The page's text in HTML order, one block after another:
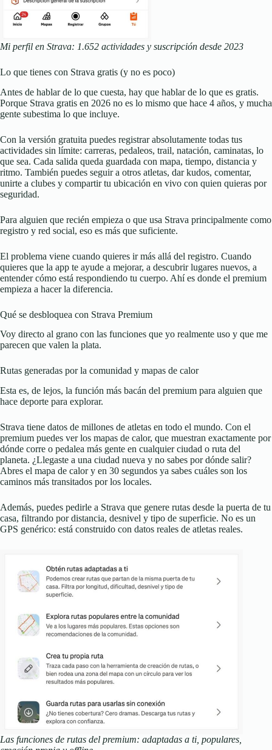
Mi perfil en Strava: 1.652 actividades y suscripción desde 2023
Lo que tienes con Strava gratis (y no es poco)
Antes de hablar de lo que cuesta, hay que hablar de lo que es gratis.
Porque Strava gratis en 2026 no es lo mismo que hace 4 años, y mucha
gente subestima lo que incluye.
Con la versión gratuita puedes registrar absolutamente todas tus
actividades sin límite: carreras, pedaleos, trail, natación, caminatas, lo
que sea. Cada salida queda guardada con mapa, tiempo, distancia y
ritmo. También puedes seguir a otros atletas, dar kudos, comentar,
unirte a clubes y compartir tu ubicación en vivo con quien quieras por
seguridad.
Para alguien que recién empieza o que usa Strava principalmente como
registro y red social, eso es más que suficiente.
El problema viene cuando quieres ir más allá del registro. Cuando
quieres que la app te ayude a mejorar, a descubrir lugares nuevos, a
entender cómo está respondiendo tu cuerpo. Ahí es donde el premium
empieza a hacer la diferencia.
Qué se desbloquea con Strava Premium
Voy directo al grano con las funciones que yo realmente uso y que me
parecen que valen la plata.
Rutas generadas por la comunidad y mapas de calor
Esta es, de lejos, la función más bacán del premium para alguien que
hace deporte para explorar.
Strava tiene datos de millones de atletas en todo el mundo. Con el
premium puedes ver los mapas de calor, que muestran exactamente por
dónde corre o pedalea más gente en cualquier ciudad o ruta del
planeta. ¿Llegaste a una ciudad nueva y no sabes por dónde salir?
Abres el mapa de calor y en 30 segundos ya sabes cuáles son los
caminos más transitados por los locales.
Además, puedes pedirle a Strava que genere rutas desde la puerta de tu
casa, filtrando por distancia, desnivel y tipo de superficie. No es un
GPS genérico: está construido con datos reales de atletas reales.
Las funciones de rutas del premium: adaptadas a ti, populares,